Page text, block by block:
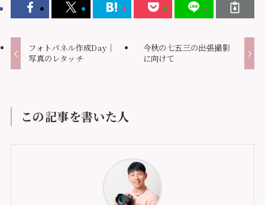
フォトパネル作成Day｜
写真のレタッチ
今秋の七五三の出張撮影
に向けて
この記事を書いた人